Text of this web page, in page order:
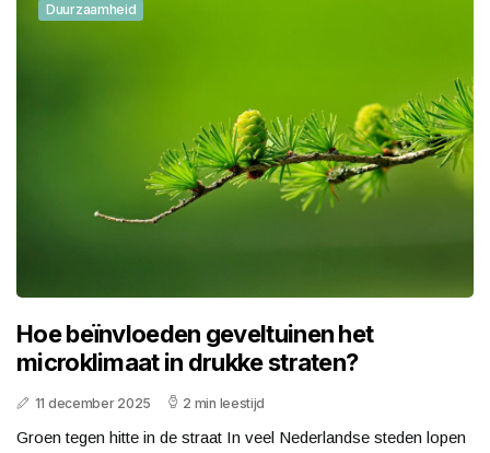
Duurzaamheid
Hoe beïnvloeden geveltuinen het
microklimaat in drukke straten?
11 december 2025 2 min leestijd
Groen tegen hitte in de straat In veel Nederlandse steden lopen